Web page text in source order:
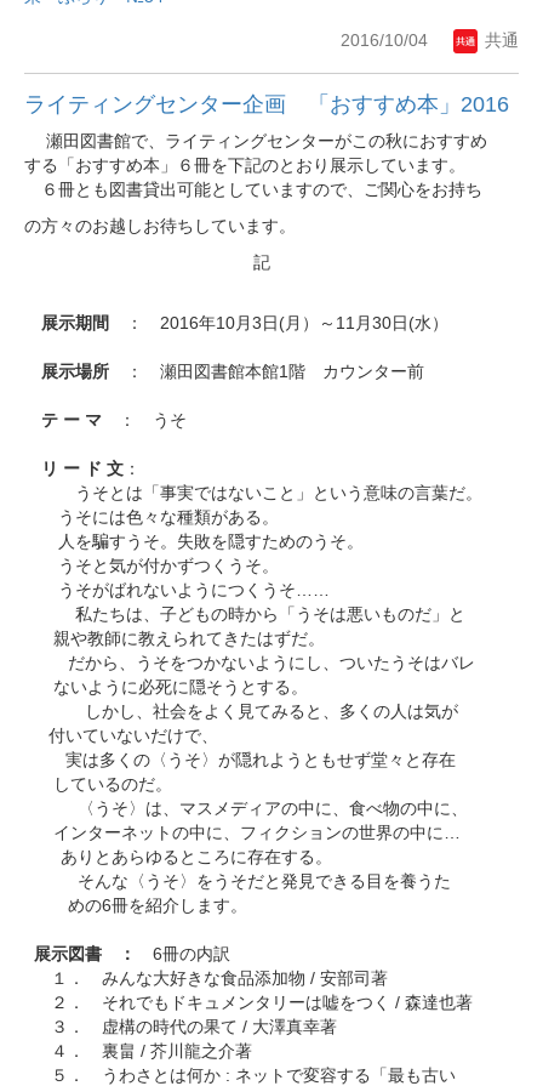
2016/10/04 共通
ライティングセンター企画 「おすすめ本」2016
瀬田図書館で、ライティングセンターがこの秋におすすめ
する「おすすめ本」６冊を下記のとおり展示しています。
６冊とも図書貸出可能としていますので、ご関心をお持ち
の方々のお越しお待ちしています。
記
展示期間 ： 2016年10月3日(月）～11月30日(水）
展示場所 ： 瀬田図書館本館1階 カウンター前
テ ー マ ： うそ
リ ー ド 文 ：
うそとは「事実ではないこと」という意味の言葉だ。
うそには色々な種類がある。
人を騙すうそ。失敗を隠すためのうそ。
うそと気が付かずつくうそ。
うそがばれないようにつくうそ……
私たちは、子どもの時から「うそは悪いものだ」と
親や教師に教えられてきたはずだ。
だから、うそをつかないようにし、ついたうそはバレ
ないように必死に隠そうとする。
しかし、社会をよく見てみると、多くの人は気が
付いていないだけで、
実は多くの〈うそ〉が隠れようともせず堂々と存在
しているのだ。
〈うそ〉は、マスメディアの中に、食べ物の中に、
インターネットの中に、フィクションの世界の中に…
ありとあらゆるところに存在する。
そんな〈うそ〉をうそだと発見できる目を養うた
めの6冊を紹介します。
展示図書 ： 6冊の内訳
１． みんな大好きな食品添加物 / 安部司著
２． それでもドキュメンタリーは嘘をつく / 森達也著
３． 虚構の時代の果て / 大澤真幸著
４． 裏畠 / 芥川龍之介著
５． うわさとは何か : ネットで変容する「最も古い